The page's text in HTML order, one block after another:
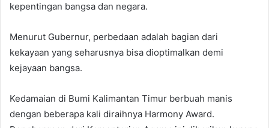
kepentingan bangsa dan negara.
Menurut Gubernur, perbedaan adalah bagian dari
kekayaan yang seharusnya bisa dioptimalkan demi
kejayaan bangsa.
Kedamaian di Bumi Kalimantan Timur berbuah manis
dengan beberapa kali diraihnya Harmony Award.